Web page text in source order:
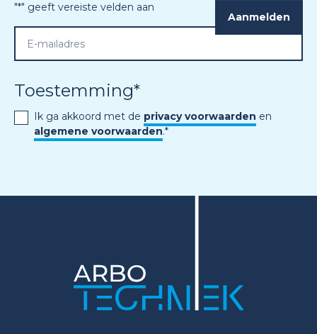
"*" geeft vereiste velden aan
Toestemming*
Ik ga akkoord met de privacy voorwaarden en
algemene voorwaarden.*